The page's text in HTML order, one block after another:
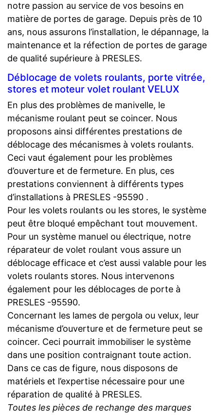
notre passion au service de vos besoins en
matière de portes de garage. Depuis près de 10
ans, nous assurons l’installation, le dépannage, la
maintenance et la réfection de portes de garage
de qualité supérieure à PRESLES.
Déblocage de volets roulants, porte vitrée,
stores et moteur volet roulant VELUX
En plus des problèmes de manivelle, le
mécanisme roulant peut se coincer. Nous
proposons ainsi différentes prestations de
déblocage des mécanismes à volets roulants.
Ceci vaut également pour les problèmes
d’ouverture et de fermeture. En plus, ces
prestations conviennent à différents types
d’installations à PRESLES -95590 .
Pour les volets roulants ou les stores, le système
peut être bloqué empêchant tout mouvement.
Pour un système manuel ou électrique, notre
réparateur de volet roulant vous assure un
déblocage efficace et c’est aussi valable pour les
volets roulants stores. Nous intervenons
également pour les déblocages de porte à
PRESLES -95590.
Concernant les lames de pergola ou velux, leur
mécanisme d’ouverture et de fermeture peut se
coincer. Ceci pourrait immobiliser le système
dans une position contraignant toute action.
Dans ce cas de figure, nous disposons de
matériels et l’expertise nécessaire pour une
réparation de qualité à PRESLES.
Toutes les pièces de rechange des marques